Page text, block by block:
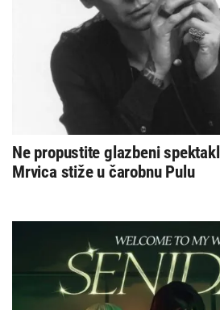
Ne propustite glazbeni
Mrvica stiže u čarobnu Pulu